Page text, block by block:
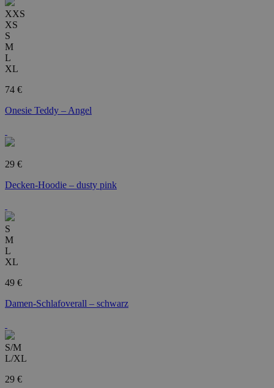
XXS
XS
S
M
L
XL
74 €
Onesie Teddy – Angel
29 €
Decken-Hoodie – dusty pink
S
M
L
XL
49 €
Damen-Schlafoverall – schwarz
S/M
L/XL
29 €